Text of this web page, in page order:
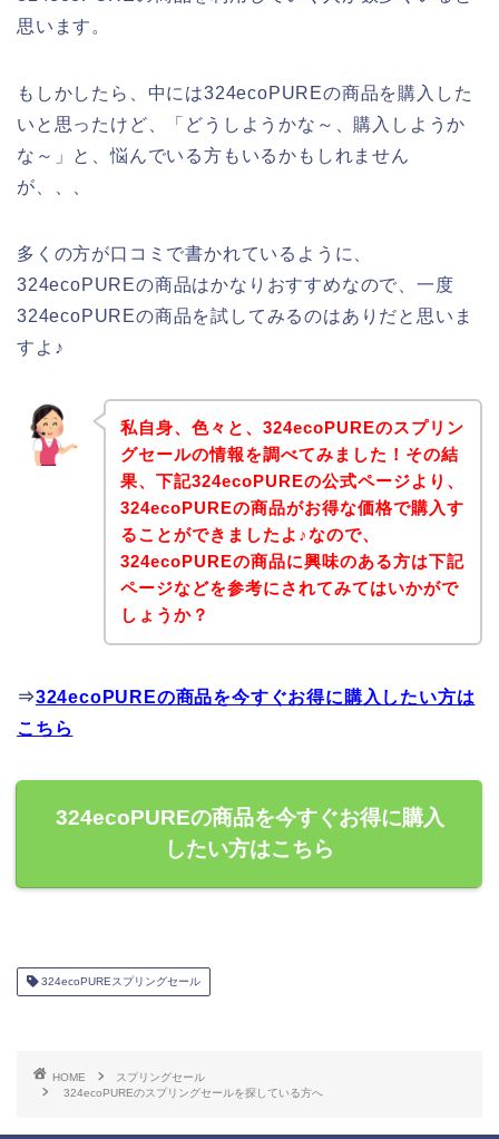
思います。
もしかしたら、中には324ecoPUREの商品を購入した
いと思ったけど、「どうしようかな～、購入しようか
な～」と、悩んでいる方もいるかもしれません
が、、、
多くの方が口コミで書かれているように、
324ecoPUREの商品はかなりおすすめなので、一度
324ecoPUREの商品を試してみるのはありだと思いま
すよ♪
私自身、色々と、324ecoPUREのスプリン
グセールの情報を調べてみました！その結
果、下記324ecoPUREの公式ページより、
324ecoPUREの商品がお得な価格で購入す
ることができましたよ♪なので、
324ecoPUREの商品に興味のある方は下記
ページなどを参考にされてみてはいかがで
しょうか？
⇒324ecoPUREの商品を今すぐお得に購入したい方は
こちら
324ecoPUREの商品を今すぐお得に購入
したい方はこちら
324ecoPUREスプリングセール
HOME
スプリングセール
324ecoPUREのスプリングセールを探している方へ